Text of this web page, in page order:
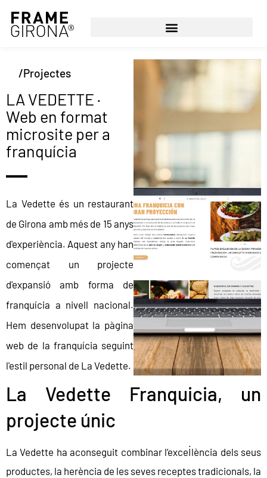
/Projectes
LA VEDETTE ·
Web en format
microsite per a
franquícia
La Vedette és un restaurant
de Girona amb més de 15 anys
d'experiència. Aquest any han
començat un projecte
d'expansió amb forma de
franquícia a nivell nacional.
Hem desenvolupat la pàgina
web de la franquícia seguint
l'estil personal de La Vedette.
La Vedette Franquicia, un
projecte únic
La Vedette ha aconseguit combinar l’excel·lència dels seus
productes, la herència de les seves receptes tradicionals, la